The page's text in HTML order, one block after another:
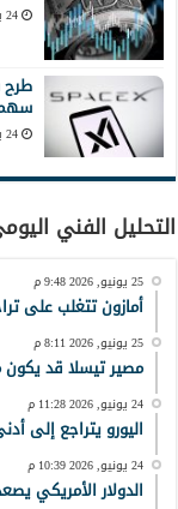
24 يونيو, 2026 10:39 م
سهم
24 يونيو, 2026 10:24 م
التحليل الفني
25 يونيو, 2026 9:48 م
أمازون تتغلب على
25 يونيو, 2026 8:11 م
مصير تيسلا قد يكون
24 يونيو, 2026 11:28 م
اليورو يتراجع إلى
24 يونيو, 2026 10:39 م
الدولار الأمريكي